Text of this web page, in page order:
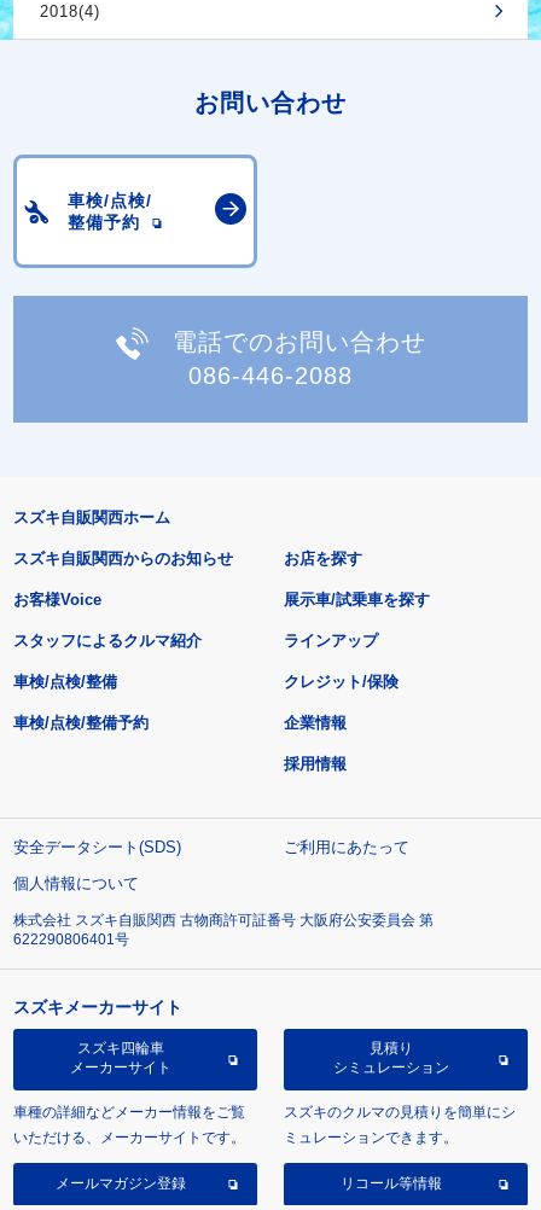
2018(4)
お問い合わせ
車検/点検/
整備予約
電話でのお問い合わせ
086-446-2088
スズキ自販関西ホーム
スズキ自販関西からのお知らせ
お客様Voice
スタッフによるクルマ紹介
お店を探す
展示車/試乗車を探す
ラインアップ
車検/点検/整備 クレジット/保険
車検/点検/整備予約 企業情報
採用情報
安全データシート(SDS)
ご利用にあたって
個人情報について
株式会社 スズキ自販関西 古物商許可証番号 大阪府公安委員会 第
622290806401号
スズキメーカーサイト
スズキ四輪車
メーカーサイト
車種の詳細などメーカー情報をご覧
いただける、メーカーサイトです。
見積り
シミュレーション
スズキのクルマの見積りを簡単にシ
ミュレーションできます。
メールマガジン登録 リコール等情報